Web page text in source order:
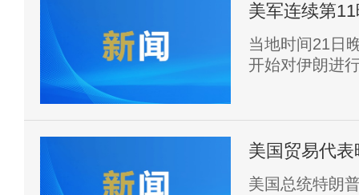
美军连续第
当地时间21日
开始对伊朗进
美国贸易代
美国总统特朗